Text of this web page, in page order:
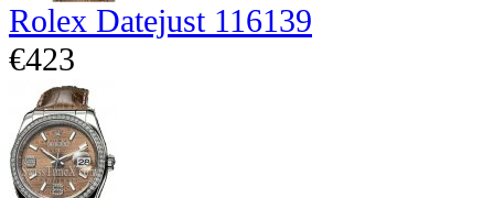
Rolex Datejust 116139
€423